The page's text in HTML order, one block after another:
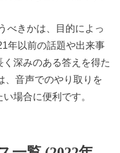
べきかは、目的によっ
年以前の話題や出来事
深みのある答えを得た
、音声でのやり取りを
場合に便利です。